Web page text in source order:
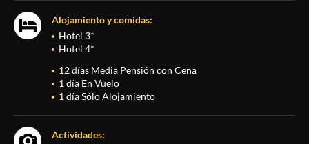
Alojamiento y comidas:
Hotel 3*
Hotel 4*
12 días Media Pensión con Cena
1 día En Vuelo
1 día Sólo Alojamiento
Actividades: